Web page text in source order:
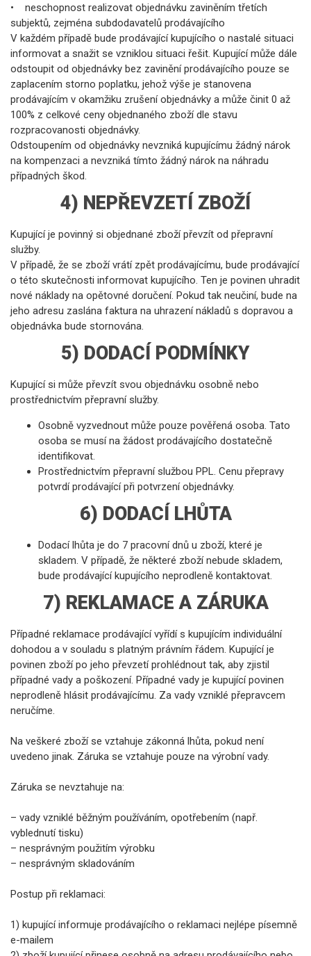
• neschopnost realizovat objednávku zaviněním třetích
subjektů, zejména subdodavatelů prodávajícího
V každém případě bude prodávající kupujícího o nastalé situaci
informovat a snažit se vzniklou situaci řešit. Kupující může dále
odstoupit od objednávky bez zavinění prodávajícího pouze se
zaplacením storno poplatku, jehož výše je stanovena
prodávajícím v okamžiku zrušení objednávky a může činit 0 až
100% z celkové ceny objednaného zboží dle stavu
rozpracovanosti objednávky.
Odstoupením od objednávky nevzniká kupujícímu žádný nárok
na kompenzaci a nevzniká tímto žádný nárok na náhradu
případných škod.
4) NEPŘEVZETÍ ZBOŽÍ
Kupující je povinný si objednané zboží převzít od přepravní
služby.
V případě, že se zboží vrátí zpět prodávajícímu, bude prodávající
o této skutečnosti informovat kupujícího. Ten je povinen uhradit
nové náklady na opětovné doručení. Pokud tak neučiní, bude na
jeho adresu zaslána faktura na uhrazení nákladů s dopravou a
objednávka bude stornována.
5) DODACÍ PODMÍNKY
Kupující si může převzít svou objednávku osobně nebo
prostřednictvím přepravní služby.
Osobně vyzvednout může pouze pověřená osoba. Tato
osoba se musí na žádost prodávajícího dostatečně
identifikovat.
Prostřednictvím přepravní službou PPL. Cenu přepravy
potvrdí prodávající při potvrzení objednávky.
6) DODACÍ LHŮTA
Dodací lhůta je do 7 pracovní dnů u zboží, které je
skladem. V případě, že některé zboží nebude skladem,
bude prodávající kupujícího neprodleně kontaktovat.
7) REKLAMACE A ZÁRUKA
Případné reklamace prodávající vyřídí s kupujícím individuální
dohodou a v souladu s platným právním řádem. Kupující je
povinen zboží po jeho převzetí prohlédnout tak, aby zjistil
případné vady a poškození. Případné vady je kupující povinen
neprodleně hlásit prodávajícímu. Za vady vzniklé přepravcem
neručíme.
Na veškeré zboží se vztahuje zákonná lhůta, pokud není
uvedeno jinak. Záruka se vztahuje pouze na výrobní vady.
Záruka se nevztahuje na:
– vady vzniklé běžným používáním, opotřebením (např.
vyblednutí tisku)
– nesprávným použitím výrobku
– nesprávným skladováním
Postup při reklamaci:
1) kupující informuje prodávajícího o reklamaci nejlépe písemně
e-mailem